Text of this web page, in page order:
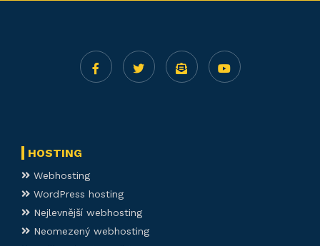
HOSTING
Webhosting
WordPress hosting
Nejlevnější webhosting
Neomezený webhosting